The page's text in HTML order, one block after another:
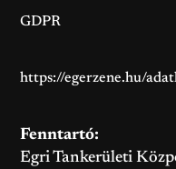
GDPR
https://egerzene.hu/
Fenntartó:
Egri Tankerületi